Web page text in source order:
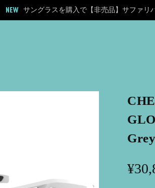
サングラスを購入で【非売品】サファリ